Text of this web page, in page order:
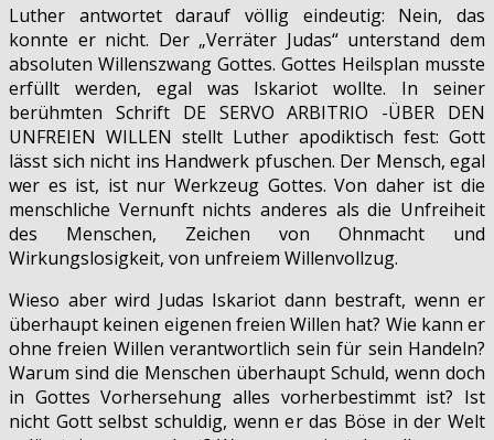
Luther antwortet darauf völlig eindeutig: Nein, das
konnte er nicht. Der „Verräter Judas“ unterstand dem
absoluten Willenszwang Gottes. Gottes Heilsplan musste
erfüllt werden, egal was Iskariot wollte. In seiner
berühmten Schrift DE SERVO ARBITRIO -ÜBER DEN
UNFREIEN WILLEN stellt Luther apodiktisch fest: Gott
lässt sich nicht ins Handwerk pfuschen. Der Mensch, egal
wer es ist, ist nur Werkzeug Gottes. Von daher ist die
menschliche Vernunft nichts anderes als die Unfreiheit
des Menschen, Zeichen von Ohnmacht und
Wirkungslosigkeit, von unfreiem Willenvollzug.
Wieso aber wird Judas Iskariot dann bestraft, wenn er
überhaupt keinen eigenen freien Willen hat? Wie kann er
ohne freien Willen verantwortlich sein für sein Handeln?
Warum sind die Menschen überhaupt Schuld, wenn doch
in Gottes Vorhersehung alles vorherbestimmt ist? Ist
nicht Gott selbst schuldig, wenn er das Böse in der Welt